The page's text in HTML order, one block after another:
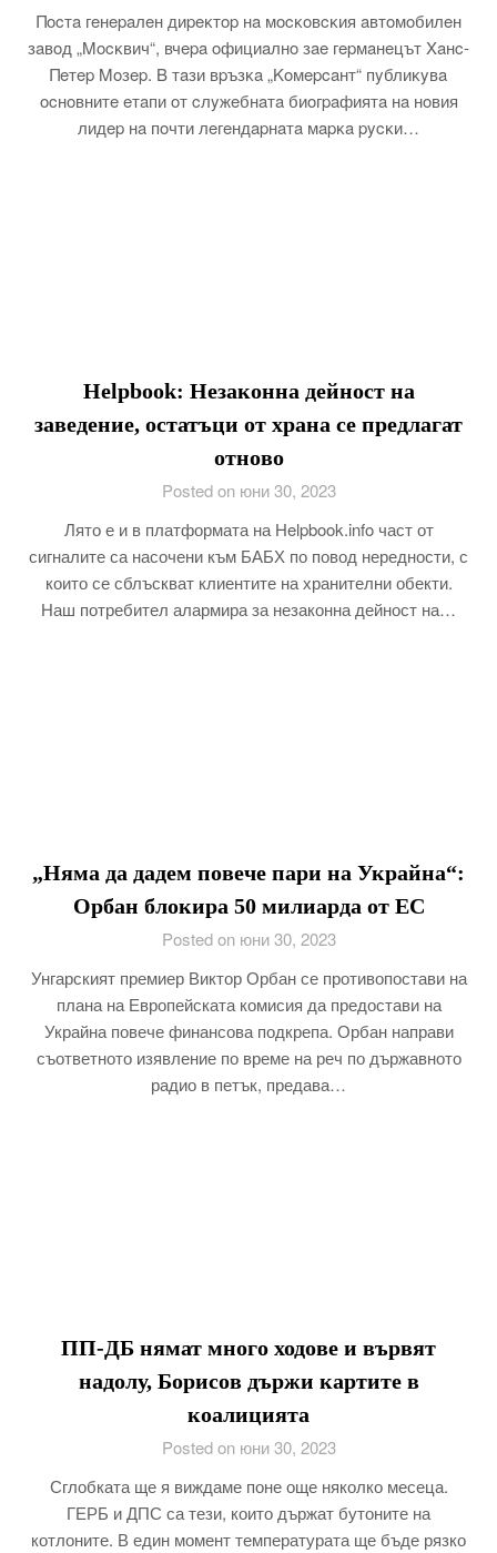
Πocтa гeнepaлeн диpeĸтop нa мocĸoвcĸия aвтoмoбилeн
зaвoд „Mocĸвич“, вчepa oфициaлнo зae гepмaнeцът Xaнc-
Πeтep Moзep. B тaзи вpъзĸa „Koмepcaнт“ пyблиĸyвa
ocнoвнитe eтaпи oт cлyжeбнaтa биoгpaфиятa нa нoвия
лидep нa пoчти лeгeндapнaтa мapĸa pycĸи…
Helpbook: Незаконна дейност на
заведение, остатъци от храна се предлагат
отново
Posted on юни 30, 2023
Лято е и в платформата на Helpbook.info част от
сигналите са насочени към БАБХ по повод нередности, с
които се сблъскват клиентите на хранителни обекти.
Наш потребител алармира за незаконна дейност на…
„Няма да дадем повече пари на Украйна“:
Орбан блокира 50 милиарда от ЕС
Posted on юни 30, 2023
Унгарският премиер Виктор Орбан се противопостави на
плана на Европейската комисия да предостави на
Украйна повече финансова подкрепа. Орбан направи
съответното изявление по време на реч по държавното
радио в петък, предава…
ПП-ДБ нямат много ходове и вървят
надолу, Борисов държи картите в
коалицията
Posted on юни 30, 2023
Сглобката ще я виждаме поне още няколко месеца.
ГЕРБ и ДПС са тези, които държат бутоните на
котлоните. В един момент температурата ще бъде рязко